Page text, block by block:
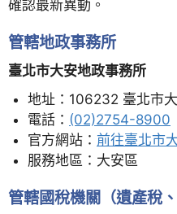
確認最新異動。
管轄地政事務所
臺北市大安地政事務所
地址：106232 臺北市
電話： (02)2754-8900
官方網站： 前往臺北市
服務地區：大安區
管轄國稅機關（遺產稅